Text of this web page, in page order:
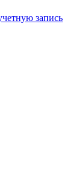
запись